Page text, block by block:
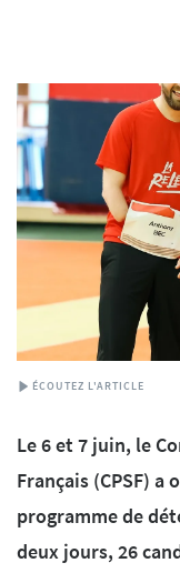
ÉCOUTEZ L'ARTICLE
Le 6 et 7 juin, le
Français (CPSF) a
programme de
deux jours, 26